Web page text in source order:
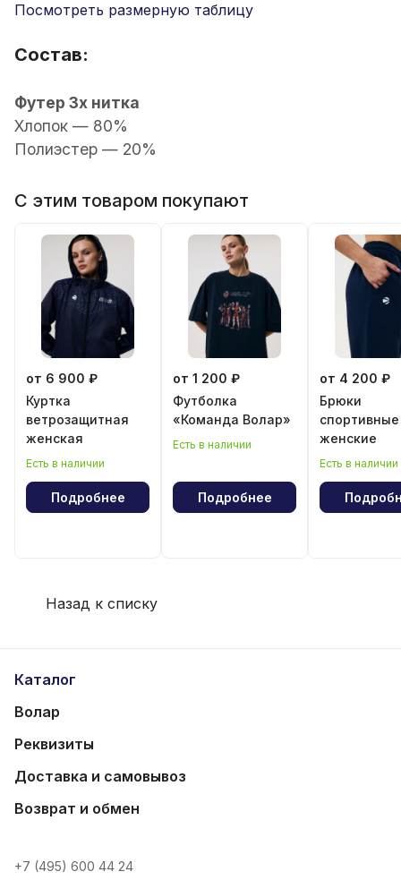
Посмотреть размерную таблицу
Состав:
Футер 3х нитка
Хлопок — 80%
Полиэстер — 20%
С этим товаром покупают
от 6 900 ₽
Куртка
ветрозащитная
женская
Есть в наличии
Подробнее
от 1 200 ₽
Футболка
«Команда Волар»
Есть в наличии
Подробнее
от 4 200 ₽
Брюки
спортивные
женские
Есть в наличии
Назад к списку
Каталог
Волар
Реквизиты
Доставка и самовывоз
Возврат и обмен
+7 (495) 600 44 24